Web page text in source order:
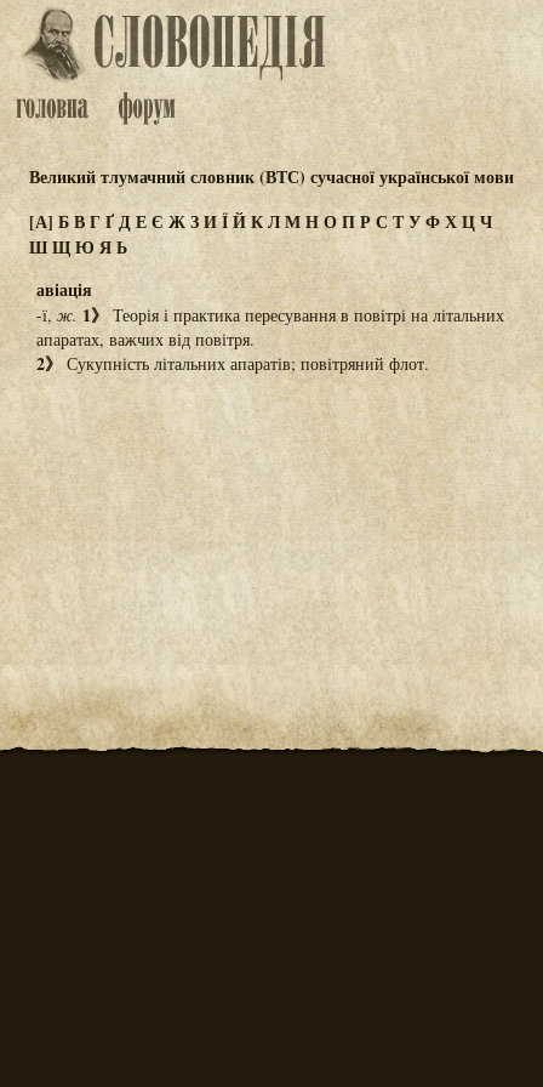
Великий тлумачний словник (ВТС) сучасної української мови
[А] БВГҐДЕЄ ЖЗИЇЙКЛМНОПР СТУФХЦЧ
ШЩЮЯЬ
авіація
-ї, ж. 1》 Теорія і практика пересування в повітрі на літальних
апаратах, важчих від повітря.
2》 Сукупність літальних апаратів; повітряний флот.